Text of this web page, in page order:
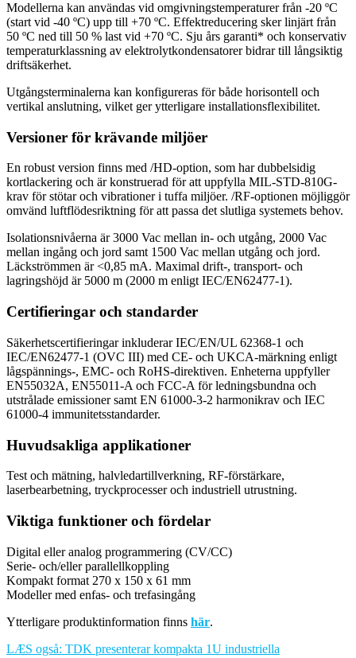
Modellerna kan användas vid omgivningstemperaturer från -20 ºC
(start vid -40 ºC) upp till +70 ºC. Effektreducering sker linjärt från
50 ºC ned till 50 % last vid +70 ºC. Sju års garanti* och konservativ
temperaturklassning av elektrolytkondensatorer bidrar till långsiktig
driftsäkerhet.
Utgångsterminalerna kan konfigureras för både horisontell och
vertikal anslutning, vilket ger ytterligare installationsflexibilitet.
Versioner för krävande miljöer
En robust version finns med /HD-option, som har dubbelsidig
kortlackering och är konstruerad för att uppfylla MIL-STD-810G-
krav för stötar och vibrationer i tuffa miljöer. /RF-optionen möjliggör
omvänd luftflödesriktning för att passa det slutliga systemets behov.
Isolationsnivåerna är 3000 Vac mellan in- och utgång, 2000 Vac
mellan ingång och jord samt 1500 Vac mellan utgång och jord.
Läckströmmen är <0,85 mA. Maximal drift-, transport- och
lagringshöjd är 5000 m (2000 m enligt IEC/EN62477-1).
Certifieringar och standarder
Säkerhetscertifieringar inkluderar IEC/EN/UL 62368-1 och
IEC/EN62477-1 (OVC III) med CE- och UKCA-märkning enligt
lågspännings-, EMC- och RoHS-direktiven. Enheterna uppfyller
EN55032A, EN55011-A och FCC-A för ledningsbundna och
utstrålade emissioner samt EN 61000-3-2 harmonikrav och IEC
61000-4 immunitetsstandarder.
Huvudsakliga applikationer
Test och mätning, halvledartillverkning, RF-förstärkare,
laserbearbetning, tryckprocesser och industriell utrustning.
Viktiga funktioner och fördelar
Digital eller analog programmering (CV/CC)
Serie- och/eller parallellkoppling
Kompakt format 270 x 150 x 61 mm
Modeller med enfas- och trefasingång
Ytterligare produktinformation finns här.
LÆS også: TDK presenterar kompakta 1U industriella